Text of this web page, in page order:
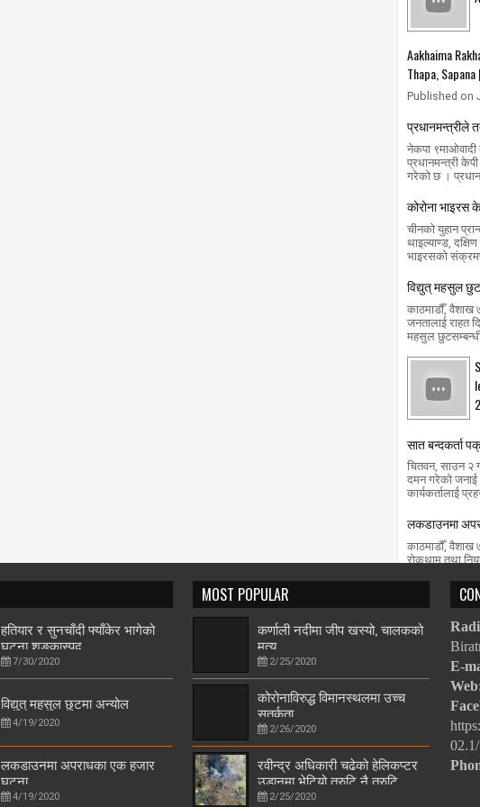
Aakhaima
Thapa,
Published on
प्रधानमन्त्रीले
नेकपा
प्रधानमन्त्री
गरेको छ ।
कोरोना भाइरस
चीनको युहान
थाइल्याण्ड,
भाइरसको
विद्युत् महसुल
काठमाडौँ, वैशाख
जनतालाई राहत
महसुल छुटसम्बन्धी
सात बन्दकर्ता
चितवन, साउन २
दमन गरेको जनाई
कार्यकर्तालाई
लकडाउनमा
काठमाडौँ, वैशाख
रोकथाम तथा
हतियार र सुनचाँदी फ्याँकेर भागेको
घटना शङ्कास्पद
7/30/2020
विद्युत् महसुल छुटमा अन्योल
4/19/2020
लकडाउनमा अपराधका एक हजार
घटना
4/19/2020
MOST POPULAR
कर्णाली नदीमा जीप खस्यो, चालकको
मृत्यु
2/25/2020
कोरोनाविरुद्ध विमानस्थलमा उच्च
सतर्कता
2/26/2020
रवीन्द्र अधिकारी चढेको हेलिकप्टर
उडानमा भेटियो त्रुटि नै त्रुटि
2/25/2020
E-
02.1/